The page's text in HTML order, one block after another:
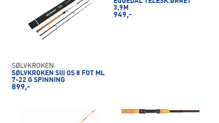
SØLVKROKEN
SØLVKROKEN SIII OS 8 FOT ML
7-22 G SPINNING
899,-
3,9M
949,-